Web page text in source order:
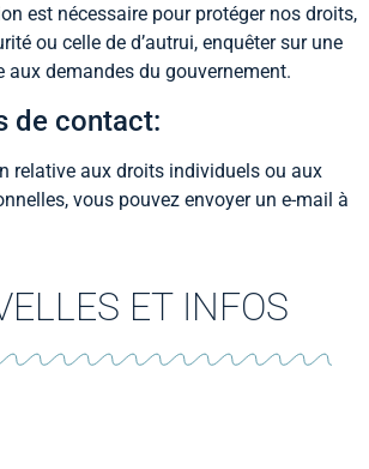
est nécessaire pour protéger nos droits,
ou celle de d’autrui, enquêter sur une
aux demandes du gouvernement.
de contact:
relative aux droits individuels ou aux
vous pouvez envoyer un e-mail à
ET INFOS